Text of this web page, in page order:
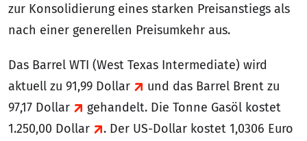
zur Konsolidierung eines starken Preisanstiegs als
nach einer generellen Preisumkehr aus.
Das Barrel WTI (West Texas Intermediate) wird
aktuell zu 91,99 Dollar
und das Barrel Brent zu
97,17 Dollar
gehandelt. Die Tonne Gasöl kostet
1.250,00 Dollar
. Der US-Dollar kostet 1,0306 Euro